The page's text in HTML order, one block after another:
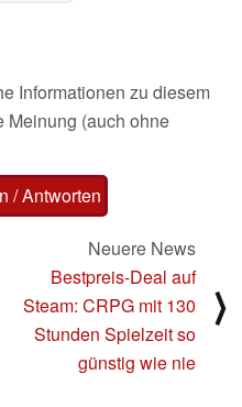
Informationen zu diesem
Meinung (auch ohne
/ Antworten
Neuere News
Bestpreis-Deal auf
Steam: CRPG mit 130
Stunden Spielzeit so
günstig wie nie
⟩